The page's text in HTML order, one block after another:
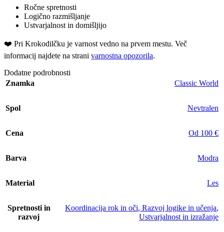
Ročne spretnosti
Logično razmišljanje
Ustvarjalnost in domišljijo
❤️ ️Pri Krokodilčku je varnost vedno na prvem mestu. Več
informacij najdete na strani varnostna opozorila.
Dodatne podrobnosti
Znamka
Classic World
Spol Nevtralen
Cena Od 100 €
Barva Modra
Material Les
Spretnosti in
razvoj
Koordinacija rok in oči, Razvoj logike in učenja,
Ustvarjalnost in izražanje